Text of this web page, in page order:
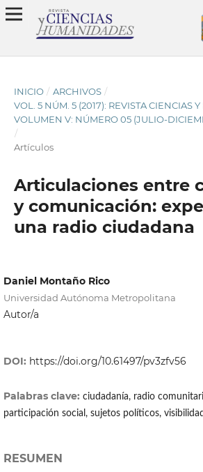
INICIO / ARCHIVOS /
VOL. 5 NÚM. 5 (2017): REVISTA CIENCIAS
VOLUMEN V: NÚMERO 05 (JULIO-
/
Artículos
Articulaciones entre
y comunicación:
una radio ciudadana
Daniel Montaño Rico
Universidad Autónoma Metropolitana
Autor/a
DOI: https://doi.org/10.61497/pv3zfv56
Palabras clave: ciudadanía, radio
participación social, sujetos políticos, visibilidad
RESUMEN